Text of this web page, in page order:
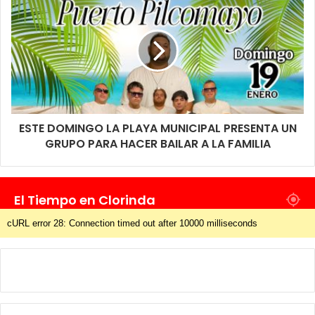
ESTE DOMINGO LA PLAYA MUNICIPAL PRESENTA UN
GRUPO PARA HACER BAILAR A LA FAMILIA
El Tiempo en Clorinda
cURL error 28: Connection timed out after 10000 milliseconds